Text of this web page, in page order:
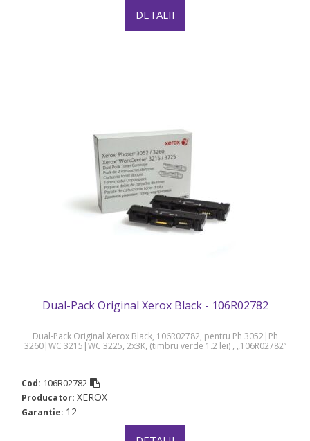
DETALII
Dual-Pack Original Xerox Black - 106R02782
Dual-Pack Original Xerox Black, 106R02782, pentru Ph 3052|Ph
3260|WC 3215|WC 3225, 2x3K, (timbru verde 1.2 lei) , „106R02782”
Cod: 106R02782
Producator: XEROX
Garantie: 12